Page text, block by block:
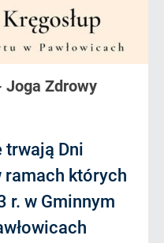
Joga Zdrowy
trwają Dni
których
r. w Gminnym